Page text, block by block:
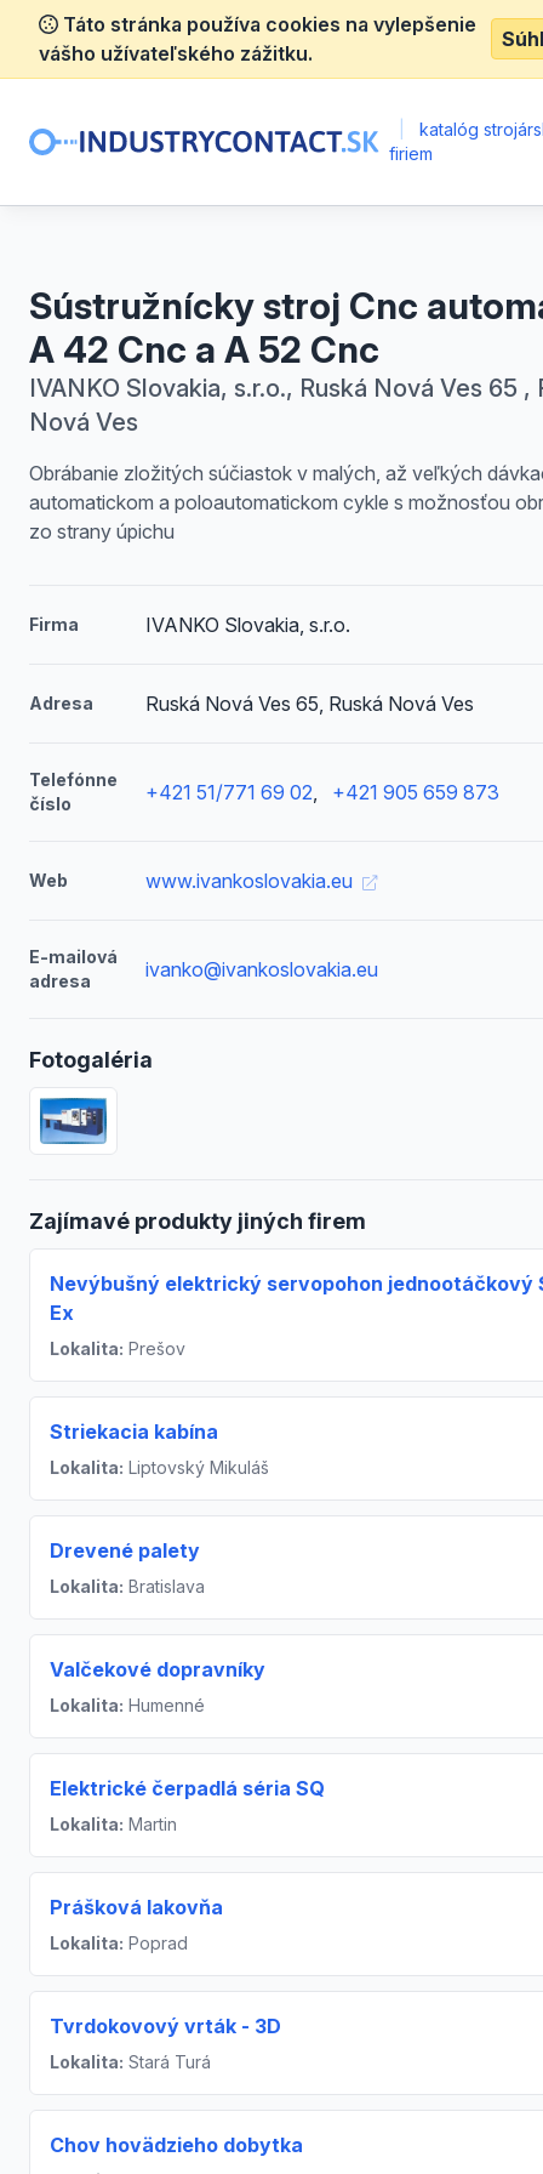
Táto stránka používa cookies na vylepšenie
vášho užívateľského zážitku.
katalóg
firiem
Sústružnícky stroj Cnc
A 42 Cnc a A 52 Cnc
IVANKO Slovakia, s.r.o., Ruská Nová Ves 65 ,
Nová Ves
Obrábanie zložitých súčiastok v malých, až veľkých
automatickom a poloautomatickom cykle s možnosťou
zo strany úpichu
Firma IVANKO Slovakia, s.r.o.
Adresa Ruská Nová Ves 65, Ruská Nová Ves
Telefónne
číslo
+421 51/771 69 02, +421 905 659 873
Web www.ivankoslovakia.eu
E-mailová
adresa
ivanko@ivankoslovakia.eu
Fotogaléria
Zajímavé produkty jiných firem
Nevýbušný elektrický servopohon jednootáčkový
Ex
Lokalita: Prešov
Striekacia kabína
Lokalita: Liptovský Mikuláš
Drevené palety
Lokalita: Bratislava
Valčekové dopravníky
Lokalita: Humenné
Elektrické čerpadlá séria SQ
Lokalita: Martin
Prášková lakovňa
Lokalita: Poprad
Tvrdokovový vrták - 3D
Lokalita: Stará Turá
Chov hovädzieho dobytka